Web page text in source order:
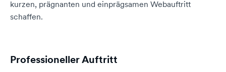
kurzen, prägnanten und einprägsamen Webauftritt
schaffen.
Professioneller Auftritt